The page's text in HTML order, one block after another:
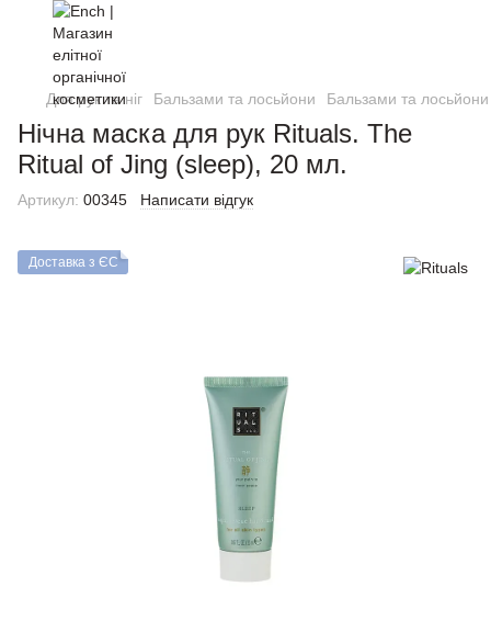
Для рук та ніг Бальзами та лосьйони Бальзами та
Hічна маска для рук Rituals. The
Ritual of Jing (sleep), 20 мл.
Артикул: 00345 Написати відгук
Доставка з ЄС